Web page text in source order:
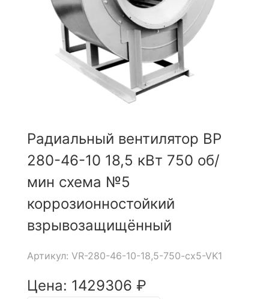
Радиальный вентилятор ВР
280-46-10 18,5 кВт 750 об/
мин схема №5
коррозионностойкий
взрывозащищённый
Артикул: VR-280-46-10-18,5-750-cx5-VK1
Цена: 1429306 ₽